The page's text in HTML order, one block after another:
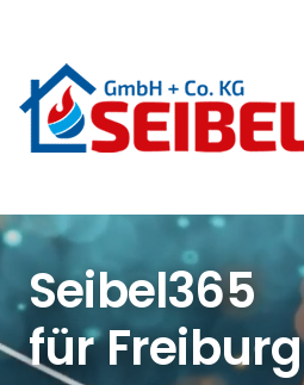
Seibel365
für Freiburg